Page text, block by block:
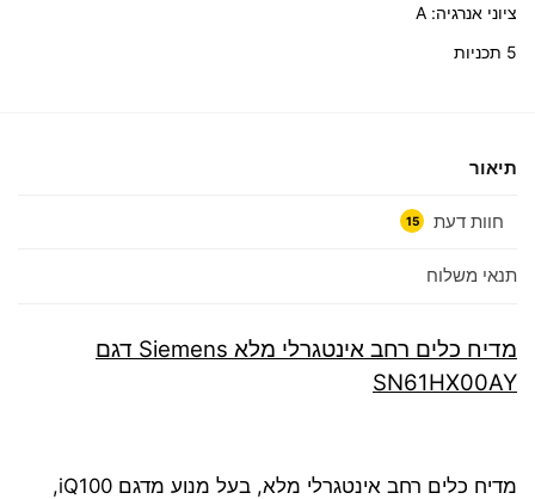
ציוני אנרגיה: A
5 תכניות
תיאור
חוות דעת 15
תנאי משלוח
מדיח כלים ‏רחב אינטגרלי מלא Siemens דגם
SN61HX00AY
מדיח כלים רחב אינטגרלי מלא, בעל מנוע מדגם iQ100,